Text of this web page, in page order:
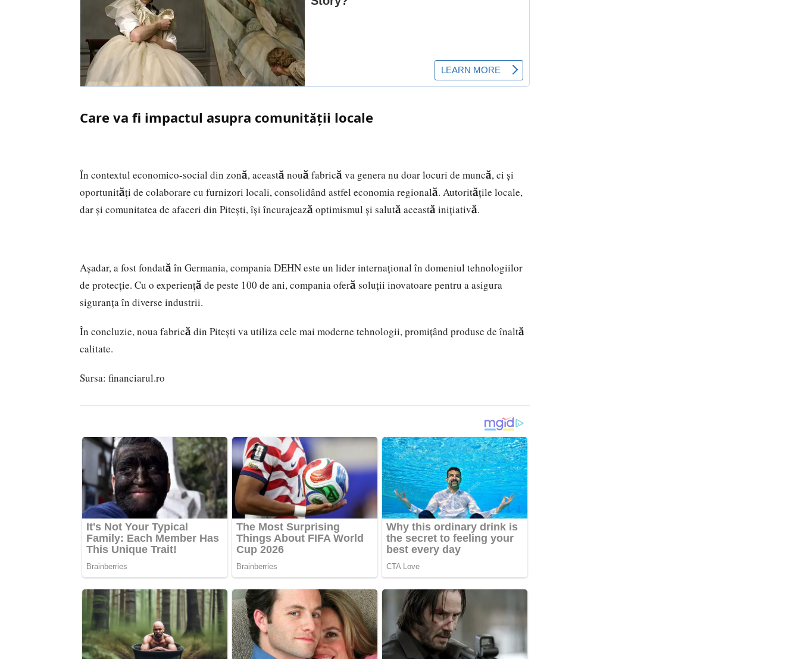
Care va fi impactul asupra comunității locale
În contextul economico-social din zonă, această nouă fabrică va genera nu doar locuri de muncă, ci și
oportunități de colaborare cu furnizori locali, consolidând astfel economia regională. Autoritățile locale,
dar și comunitatea de afaceri din Pitești, își încurajează optimismul și salută această inițiativă.
Aşadar, a fost fondată în Germania, compania DEHN este un lider internațional în domeniul tehnologiilor
de protecție. Cu o experiență de peste 100 de ani, compania oferă soluții inovatoare pentru a asigura
siguranța în diverse industrii.
În concluzie, noua fabrică din Pitești va utiliza cele mai moderne tehnologii, promițând produse de înaltă
calitate.
Sursa: financiarul.ro